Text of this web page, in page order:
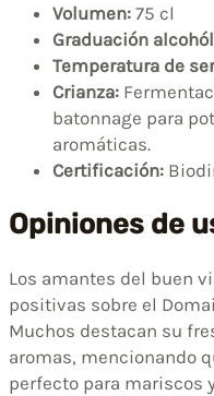
Volumen: 75 cl
Graduación
Temperatura de
Crianza:
batonnage para
aromáticas.
Certificación:
Opiniones de
Los amantes del buen
positivas sobre el
Muchos destacan su
aromas, mencionando
perfecto para mariscos